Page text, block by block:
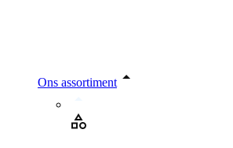
Ons assortiment